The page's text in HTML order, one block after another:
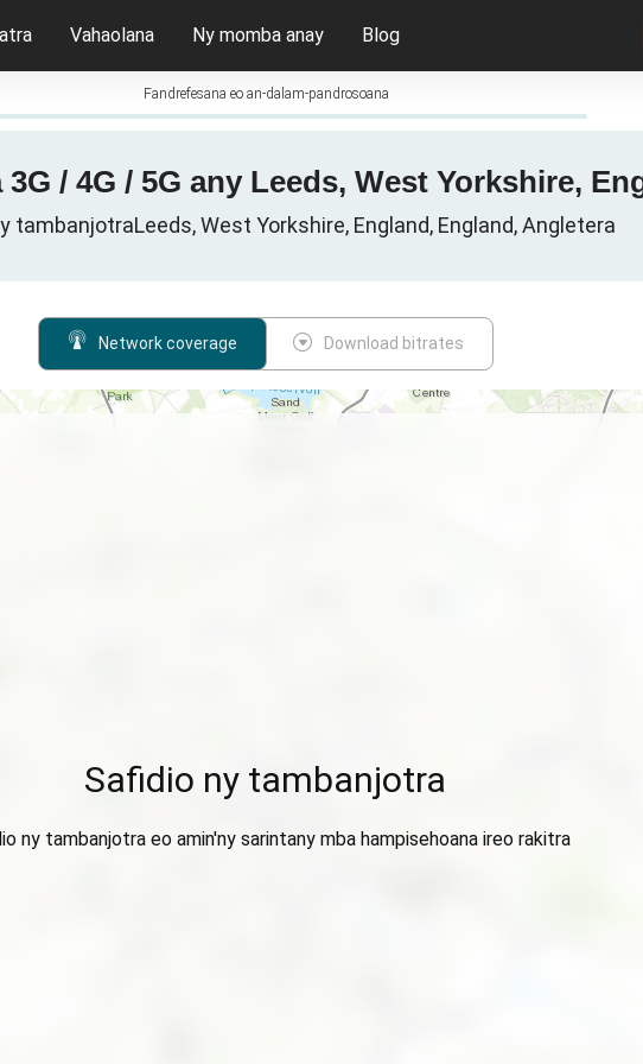
Vahaolana Ny momba anay Blog
Fandrefesana eo an-dalam-pandrosoana
/ 4G / 5G any Leeds, West Yorkshire,
tambanjotraLeeds, West Yorkshire, England, England, Angletera
Network coverage Download bitrates
Safidio ny tambanjotra
ny tambanjotra eo amin'ny sarintany mba hampisehoana ireo rakitra